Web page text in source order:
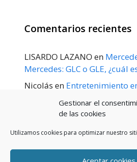
Gestionar el
de las cookies
Utilizamos cookies para optimizar nuestro
Comentarios recientes
LISARDO LAZANO en
Mercedes: GLC o GLE, ¿cuál
Nicolás en Entretenimiento
principios de 2020